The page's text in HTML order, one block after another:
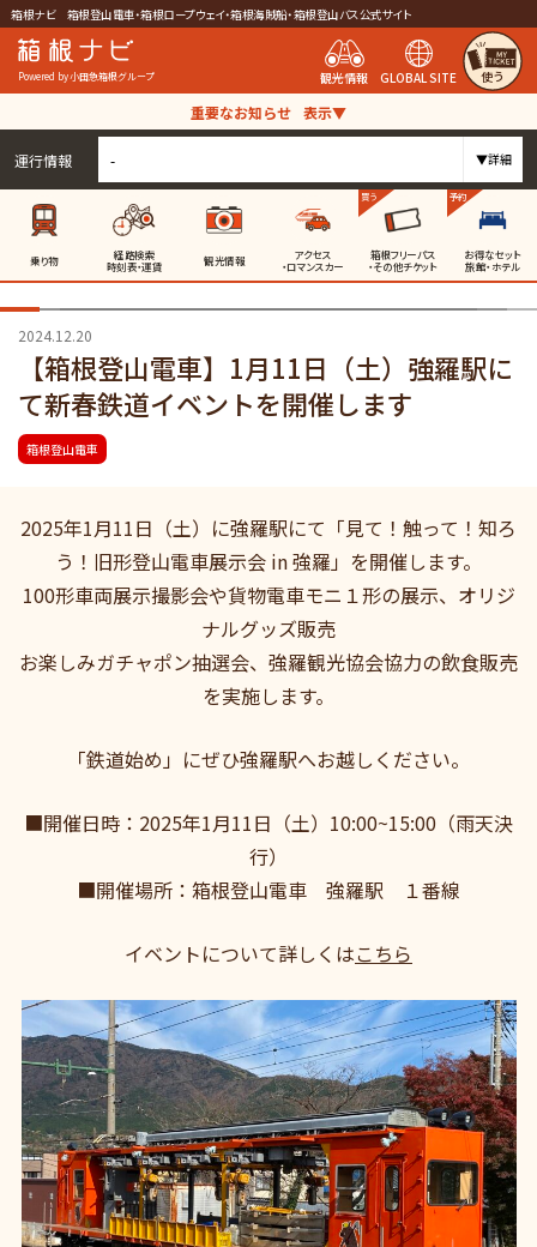
箱根ナビ 箱根登山電車・箱根ロープウェイ・箱根海賊船・箱根登山バス公式サイト
Powered by 小田急箱根グループ 観光情報 GLOBAL SITE 使う
重要なお知らせ 表示▼
運行情報 - ▼詳細
乗り物 経路検索
時刻表・運賃 観光情報 アクセス
・ロマンスカー
買う
箱根フリーパス
・その他チケット
予約
お得なセット
旅館・ホテル
2024.12.20
【箱根登山電車】1月11日（土）強羅駅に
て新春鉄道イベントを開催します
箱根登山電車
2025年1月11日（土）に強羅駅にて「見て！触って！知ろ
う！旧形登山電車展示会 in 強羅」を開催します。
100形車両展示撮影会や貨物電車モニ１形の展示、オリジ
ナルグッズ販売
お楽しみガチャポン抽選会、強羅観光協会協力の飲食販売
を実施します。
「鉄道始め」にぜひ強羅駅へお越しください。
■開催日時：2025年1月11日（土）10:00~15:00（雨天決
行）
■開催場所：箱根登山電車 強羅駅 １番線
イベントについて詳しくはこちら